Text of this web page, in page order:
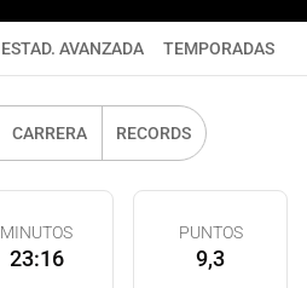
ESTAD. AVANZADA TEMPORADAS
CARRERA RECORDS
MINUTOS
23:16
PUNTOS
9,3